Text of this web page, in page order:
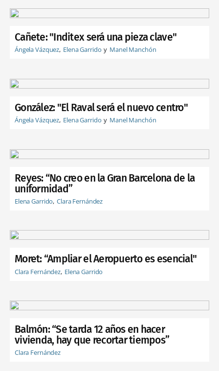
Cañete: "Inditex será una pieza clave"
Ángela Vázquez Elena Garrido Manel Manchón
González: "El Raval será el nuevo centro"
Ángela Vázquez Elena Garrido Manel Manchón
Reyes: “No creo en la Gran Barcelona de la
uniformidad”
Elena Garrido Clara Fernández
Moret: “Ampliar el Aeropuerto es esencial"
Clara Fernández Elena Garrido
Balmón: “Se tarda 12 años en hacer
vivienda, hay que recortar tiempos”
Clara Fernández